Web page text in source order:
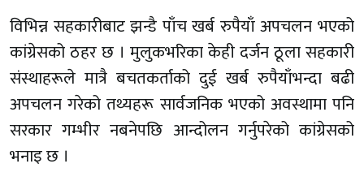
विभिन्न सहकारीबाट झन्डै पाँच खर्ब रुपैयाँ अपचलन भएको
कांग्रेसको ठहर छ । मुलुकभरिका केही दर्जन ठूला सहकारी
संस्थाहरूले मात्रै बचतकर्ताको दुई खर्ब रुपैयाँभन्दा बढी
अपचलन गरेको तथ्यहरू सार्वजनिक भएको अवस्थामा पनि
सरकार गम्भीर नबनेपछि आन्दोलन गर्नुपरेको कांग्रेसको
भनाइ छ ।